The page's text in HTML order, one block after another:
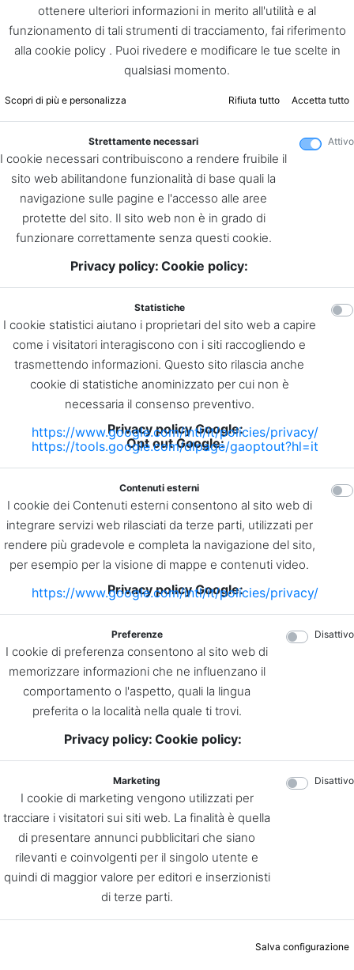
ottenere ulteriori informazioni in merito all'utilità e al
funzionamento di tali strumenti di tracciamento, fai riferimento
alla cookie policy . Puoi rivedere e modificare le tue scelte in
qualsiasi momento.
Scopri di più e personalizza Rifiuta tutto Accetta tutto
Strettamente necessari
I cookie necessari contribuiscono a rendere fruibile il
sito web abilitandone funzionalità di base quali la
navigazione sulle pagine e l'accesso alle aree
protette del sito. Il sito web non è in grado di
funzionare correttamente senza questi cookie.
Privacy policy: Cookie policy:
Attivo
Statistiche
I cookie statistici aiutano i proprietari del sito web a capire
come i visitatori interagiscono con i siti raccogliendo e
trasmettendo informazioni. Questo sito rilascia anche
cookie di statistiche anominizzato per cui non è
necessaria il consenso preventivo.
Privacy policy Google:
https://www.google.com/intl/it/policies/privacy/
Opt out Google:
https://tools.google.com/dlpage/gaoptout?hl=it
Contenuti esterni
I cookie dei Contenuti esterni consentono al sito web di
integrare servizi web rilasciati da terze parti, utilizzati per
rendere più gradevole e completa la navigazione del sito,
per esempio per la visione di mappe e contenuti video.
Privacy policy Google:
https://www.google.com/intl/it/policies/privacy/
Preferenze
I cookie di preferenza consentono al sito web di
memorizzare informazioni che ne influenzano il
comportamento o l'aspetto, quali la lingua
preferita o la località nella quale ti trovi.
Privacy policy: Cookie policy:
Disattivo
Marketing
I cookie di marketing vengono utilizzati per
tracciare i visitatori sui siti web. La finalità è quella
di presentare annunci pubblicitari che siano
rilevanti e coinvolgenti per il singolo utente e
quindi di maggior valore per editori e inserzionisti
di terze parti.
Disattivo
Salva configurazione